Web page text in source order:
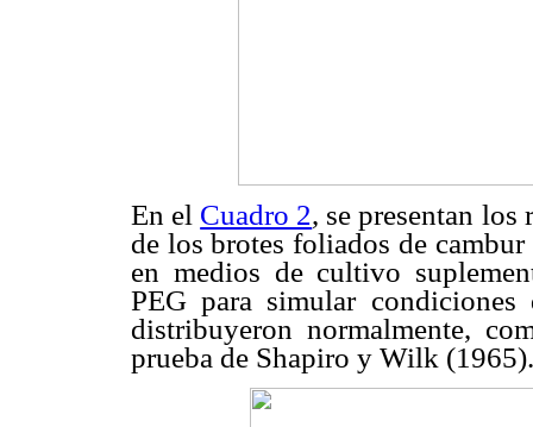
En el Cuadro 2, se presentan
de los brotes foliados de cambur
en medios de cultivo
PEG para simular condiciones
distribuyeron normalmente,
prueba de Shapiro y Wilk (1965).